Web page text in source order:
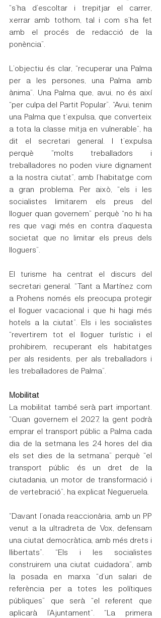
“s’ha d’escoltar i trepitjar el carrer,
xerrar amb tothom, tal i com s’ha fet
amb el procés de redacció de la
ponència”.
L’objectiu és clar, “recuperar una Palma
per a les persones, una Palma amb
ànima”. Una Palma que, avui, no és així
“per culpa del Partit Popular”. “Avui, tenim
una Palma que t’expulsa, que converteix
a tota la classe mitja en vulnerable”, ha
dit el secretari general. I t’expulsa
perquè “molts treballadors i
treballadores no poden viure dignament
a la nostra ciutat”, amb l’habitatge com
a gran problema. Per això, “els i les
socialistes limitarem els preus del
lloguer quan governem” perquè “no hi ha
res que vagi més en contra d’aquesta
societat que no limitar els preus dels
lloguers”.
El turisme ha centrat el discurs del
secretari general. “Tant a Martínez com
a Prohens només els preocupa protegir
el lloguer vacacional i que hi hagi més
hotels a la ciutat”. Els i les socialistes
“revertirem tot el lloguer turístic i el
prohibirem, recuperant els habitatges
per als residents, per als treballadors i
les treballadores de Palma”.
Mobilitat
La mobilitat també serà part important.
“Quan governem el 2027, la gent podrà
emprar el transport públic a Palma cada
dia de la setmana les 24 hores del dia
els set dies de la setmana” perquè “el
transport públic és un dret de la
ciutadania, un motor de transformació i
de vertebració”, ha explicat Negueruela.
“Davant l’onada reaccionària, amb un PP
venut a la ultradreta de Vox, defensam
una ciutat democràtica, amb més drets i
llibertats”. “Els i les socialistes
construirem una ciutat cuidadora”, amb
la posada en marxa “d’un salari de
referència per a totes les polítiques
públiques” que serà “el referent que
aplicarà l’Ajuntament”. “La primera